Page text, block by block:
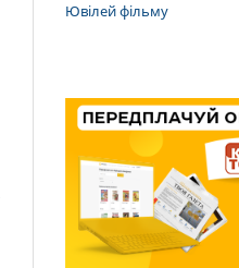
Ювілей фільму